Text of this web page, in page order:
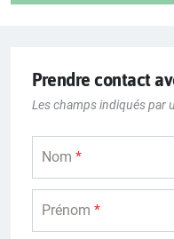
EFA est la solution
l'accompagnement
Solution EFA
Prendre contact
Les champs indiqués par
Nom *
Prénom *